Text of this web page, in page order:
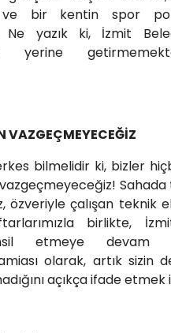
ve bir kentin spor
Ne yazık ki, İzmit
yerine
VAZGEÇMEYECEĞİZ
bilmelidir ki, bizler
özveriyle çalışan teknik
birlikte,
etmeye devam
olarak, artık sizin
açıkça ifade etmek